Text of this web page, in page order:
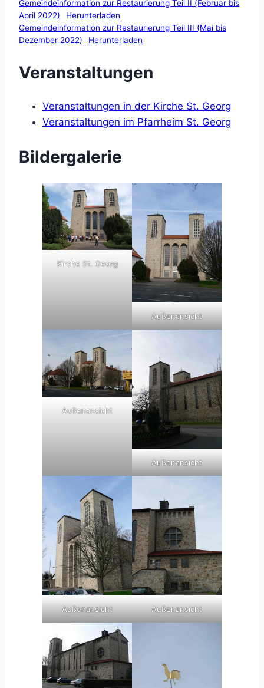
Gemeindeinformation zur Restaurierung Teil II (Februar bis
April 2022)
Herunterladen
Gemeindeinformation zur Restaurierung Teil III (Mai bis
Dezember 2022)
Herunterladen
Veranstaltungen
Veranstaltungen in der Kirche St. Georg
Veranstaltungen im Pfarrheim St. Georg
Bildergalerie
Kirche St. Georg
Außenansicht
Außenansicht
Außenansicht
Außenansicht Außenansicht